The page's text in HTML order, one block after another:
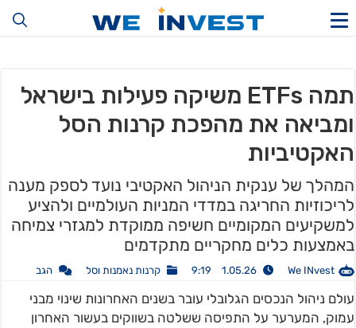
תמה ETFs משיקה פעילות בישראל
ומביאה את מהפכת קרנות הסל
האקטיביות
המהלך של ענקית הניהול האקטיבי נועד לספק מענה
לריכוזיות החריגה במדדי המניות העולמיים ולהציע
למשקיעים המקומיים חשיפה ממוקדת למגזרי צמיחה
באמצעות כלים מחקריים מתקדמים
We INvest
1.05.26 9:19 קרנות נאמנות וסל הגב
עולם ניהול הנכסים הגלובלי עובר בשנים האחרונות שינוי מבני
עמוק, המערער על התפיסה ששלטה בשווקים בעשור האחרון